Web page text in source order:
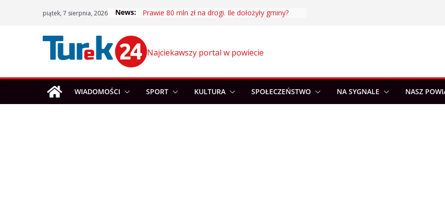
piątek, 7 sierpnia, 2026 News: Prawie 80 mln zł na drogi. Ile dołożyły gminy?
Najciekawszy portal w powiecie
WIADOMOŚCI SPORT KULTURA SPOŁECZEŃSTWO NA SYGNALE NASZ